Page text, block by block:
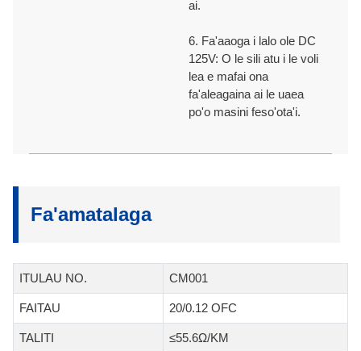
ai.
6. Fa'aaoga i lalo ole DC
125V: O le sili atu i le voli
lea e mafai ona
fa'aleagaina ai le uaea
po'o masini feso'ota'i.
Fa'amatalaga
ITULAU NO. CM001
FAITAU 20/0.12 OFC
TALITI ≤55.6Ω/KM